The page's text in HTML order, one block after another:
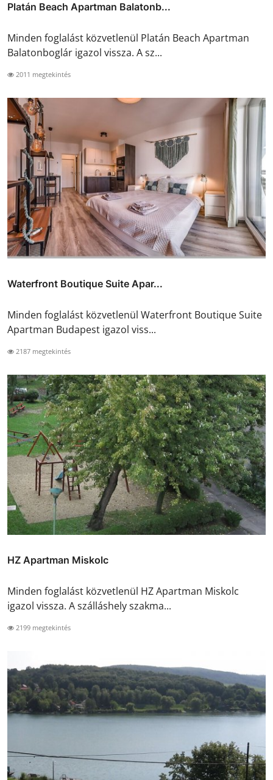
Platán Beach Apartman Balatonb...
Minden foglalást közvetlenül Platán Beach Apartman
Balatonboglár igazol vissza. A sz...
2011 megtekintés
Waterfront Boutique Suite Apar...
Minden foglalást közvetlenül Waterfront Boutique Suite
Apartman Budapest igazol viss...
2187 megtekintés
HZ Apartman Miskolc
Minden foglalást közvetlenül HZ Apartman Miskolc
igazol vissza. A szálláshely szakma...
2199 megtekintés